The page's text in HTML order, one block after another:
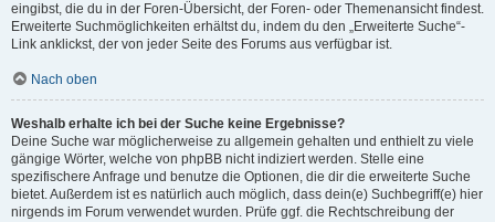
eingibst, die du in der Foren-Übersicht, der Foren- oder Themenansicht findest.
Erweiterte Suchmöglichkeiten erhältst du, indem du den „Erweiterte Suche“-
Link anklickst, der von jeder Seite des Forums aus verfügbar ist.
Nach oben
Weshalb erhalte ich bei der Suche keine Ergebnisse?
Deine Suche war möglicherweise zu allgemein gehalten und enthielt zu viele
gängige Wörter, welche von phpBB nicht indiziert werden. Stelle eine
spezifischere Anfrage und benutze die Optionen, die dir die erweiterte Suche
bietet. Außerdem ist es natürlich auch möglich, dass dein(e) Suchbegriff(e) hier
nirgends im Forum verwendet wurden. Prüfe ggf. die Rechtschreibung der